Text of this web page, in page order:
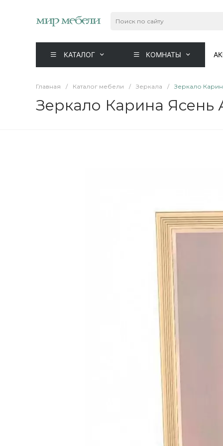
КАТАЛОГ КОМНАТЫ
Главная / Каталог мебели / Зеркала / Зеркало
Зеркало Карина Ясень